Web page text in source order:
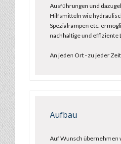
Ausführungen und
Hilfsmitteln wie
Spezialrampen etc.
nachhaltige und effiziente
An jeden Ort - zu jeder
Aufbau
Auf Wunsch übernehmen